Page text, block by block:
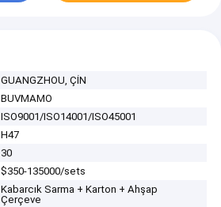
GUANGZHOU, ÇİN
BUVMAMO
ISO9001/ISO14001/ISO45001
H47
30
$350-135000/sets
Kabarcık Sarma + Karton + Ahşap
Çerçeve